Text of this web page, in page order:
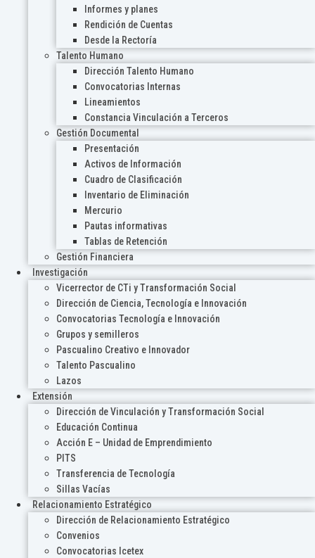
Informes y planes
Rendición de Cuentas
Desde la Rectoría
Talento Humano
Dirección Talento Humano
Convocatorias Internas
Lineamientos
Constancia Vinculación a Terceros
Gestión Documental
Presentación
Activos de Información
Cuadro de Clasificación
Inventario de Eliminación
Mercurio
Pautas informativas
Tablas de Retención
Gestión Financiera
Investigación
Vicerrector de CTi y Transformación Social
Dirección de Ciencia, Tecnología e Innovación
Convocatorias Tecnología e Innovación
Grupos y semilleros
Pascualino Creativo e Innovador
Talento Pascualino
Lazos
Extensión
Dirección de Vinculación y Transformación Social
Educación Continua
Acción E – Unidad de Emprendimiento
PITS
Transferencia de Tecnología
Sillas Vacías
Relacionamiento Estratégico
Dirección de Relacionamiento Estratégico
Convenios
Convocatorias Icetex